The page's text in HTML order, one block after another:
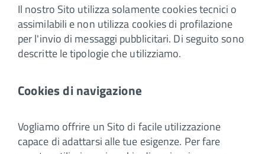
Il nostro Sito utilizza solamente cookies tecnici o
assimilabili e non utilizza cookies di profilazione
per l'invio di messaggi pubblicitari. Di seguito sono
descritte le tipologie che utilizziamo.
Cookies di navigazione
Vogliamo offrire un Sito di facile utilizzazione
capace di adattarsi alle tue esigenze. Per fare